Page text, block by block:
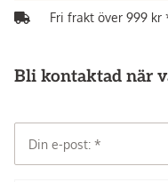
Fri frakt över 999
Bli kontaktad när
Din e-post: